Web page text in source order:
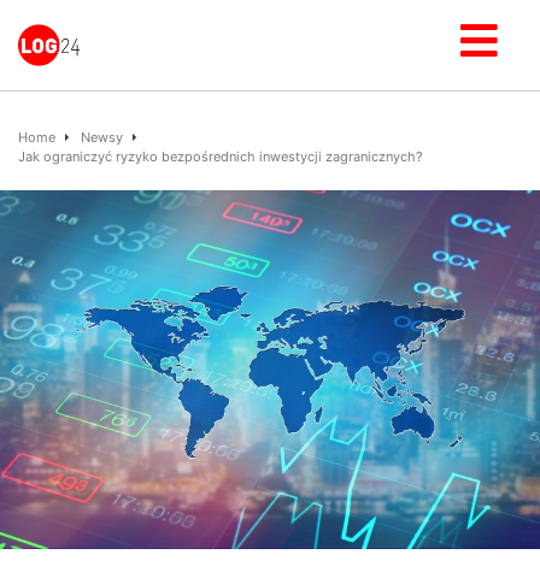
Home
Newsy
Jak ograniczyć ryzyko bezpośrednich inwestycji zagranicznych?